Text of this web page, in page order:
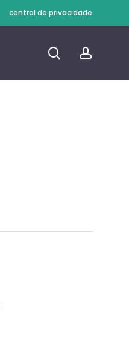
central de privacidade
procuraconta